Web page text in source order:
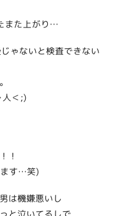
また上がり…
ゃないと検査できない
人＜;)
！
ます…笑)
は機嫌悪いし